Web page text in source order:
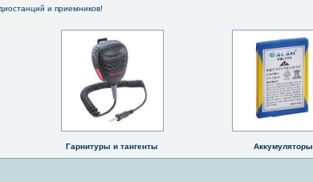
и приемников!
Гарнитуры и тангенты Аккумуляторы